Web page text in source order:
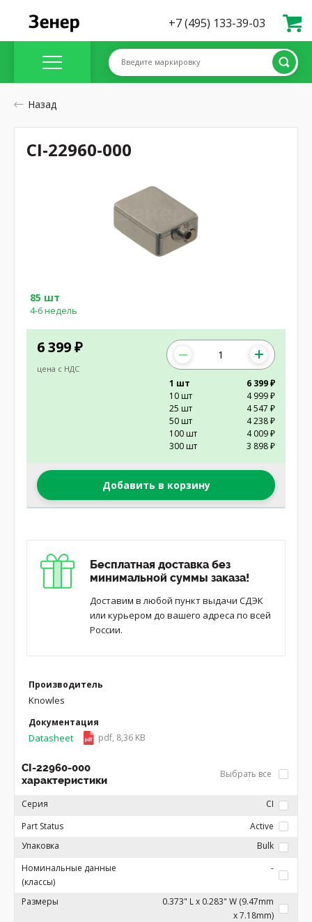
+7 (495) 133-39-03
Введите маркировку
Назад
6 399 ₽
цена с НДС
85 шт
4-6 недель
1 шт
6 399 ₽
10 шт
4 999 ₽
25 шт
4 547 ₽
50 шт
4 238 ₽
100 шт
4 009 ₽
300 шт
3 898 ₽
Добавить в корзину
Бесплатная доставка без
минимальной суммы заказа!
Доставим в любой пункт выдачи СДЭК
или курьером до вашего адреса по всей
России.
Производитель
Knowles
Документация
Datasheet pdf, 8,36 KB
CI-22960-000
характеристики
Выбрать все
Серия
CI
Part Status
Active
Упаковка
Bulk
Номинальные данные
(классы)
-
Размеры
0.373" L x 0.283" W (9.47mm
x 7.18mm)
CI-22960-000